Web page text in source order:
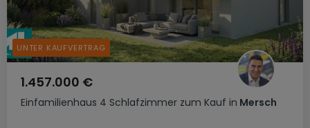
Einfamilienhaus 4 Schlafzimmer zum Kauf in Mersch
1.457.000 €
UNTER KAUFVERTRAG